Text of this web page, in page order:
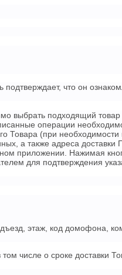
что он
выбрать подходящий
операции
Товара (при
а также адреса доставки
приложении. Нажимая
для подтверждения
этаж, код домофона,
числе о сроке доставки